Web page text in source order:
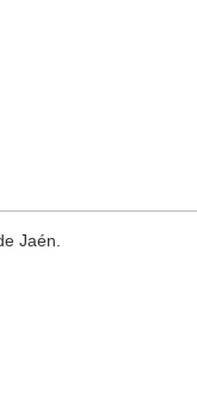
Jaén.